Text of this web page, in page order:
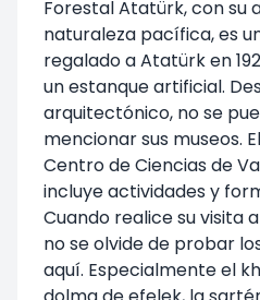
Forestal Atatürk, con su
naturaleza pacífica, es
regalado a Atatürk en
un estanque artificial.
arquitectónico, no se
mencionar sus museos.
Centro de Ciencias de
incluye actividades y
Cuando realice su visita
no se olvide de probar
aquí. Especialmente el